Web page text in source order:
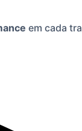
em cada